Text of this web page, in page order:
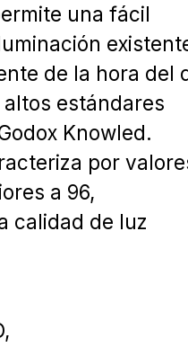
una fácil
de la hora del
estándares
Knowled.
por
a 96,
calidad de luz